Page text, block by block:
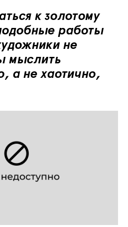
к золотому
работы
не
мыслить
а не хаотично,